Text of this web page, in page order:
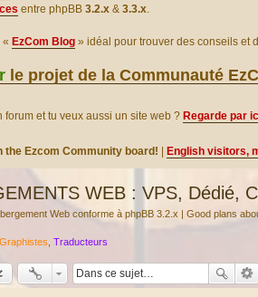
entre phpBB 3.2.x & 3.3.x.
« EzCom Blog » idéal pour trouver des conseils et
le projet de la Communauté
forum et tu veux aussi un site web ? Regarde par
the Ezcom Community board! English visitors,
WEB : VPS, Dédié,
Web conforme à phpBB 3.2.x | Good plans
Graphistes Traducteurs